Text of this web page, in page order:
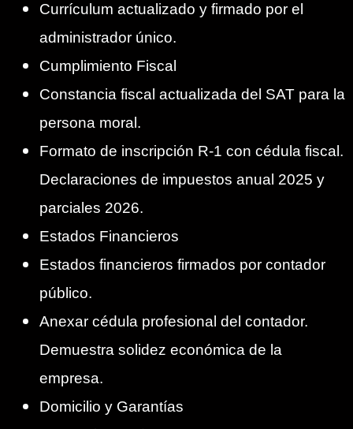
Currículum actualizado y firmado por el
administrador único.
Cumplimiento Fiscal
Constancia fiscal actualizada del SAT para la
persona moral.
Formato de inscripción R-1 con cédula fiscal.
Declaraciones de impuestos anual 2025 y
parciales 2026.
Estados Financieros
Estados financieros firmados por contador
público.
Anexar cédula profesional del contador.
Demuestra solidez económica de la
empresa.
Domicilio y Garantías